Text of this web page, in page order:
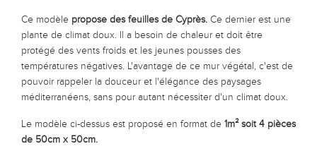
Ce modèle propose des feuilles de Cyprès. Ce dernier est une
plante de climat doux. Il a besoin de chaleur et doit être
protégé des vents froids et les jeunes pousses des
températures négatives. L'avantage de ce mur végétal, c'est de
pouvoir rappeler la douceur et l'élégance des paysages
méditerranéens, sans pour autant nécessiter d'un climat doux.
Le modèle ci-dessus est proposé en format de 1m² soit 4 pièces
de 50cm x 50cm.